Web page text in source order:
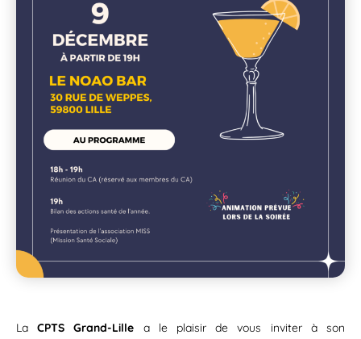
LaCPTS Grand-Lille a le plaisir de vous inviter à son